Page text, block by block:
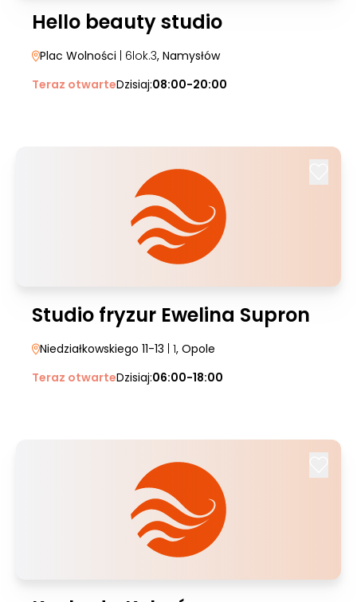
Hello beauty studio
Plac Wolności | 6lok.3, Namysłów
Teraz otwarteDzisiaj:08:00-20:00
Studio fryzur Ewelina Supron
Niedziałkowskiego 11-13 | 1, Opole
Teraz otwarteDzisiaj:06:00-18:00